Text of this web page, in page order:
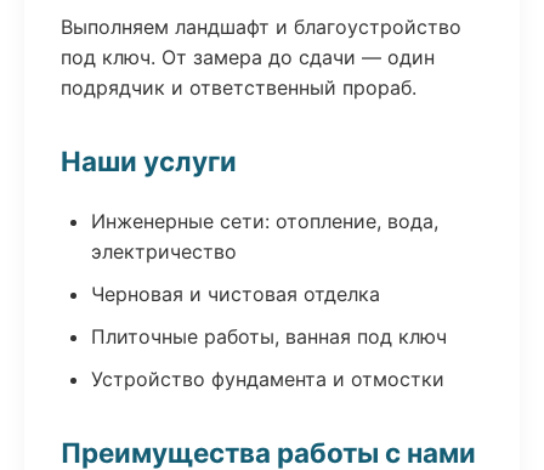
Выполняем ландшафт и благоустройство
под ключ. От замера до сдачи — один
подрядчик и ответственный прораб.
Наши услуги
Инженерные сети: отопление, вода,
электричество
Черновая и чистовая отделка
Плиточные работы, ванная под ключ
Устройство фундамента и отмостки
Преимущества работы с нами